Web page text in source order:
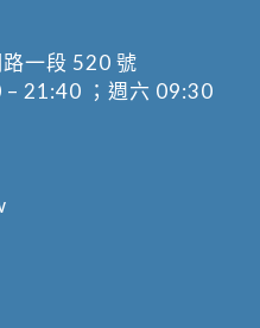
一段 520 號
– 21:40 ；週六 09:30